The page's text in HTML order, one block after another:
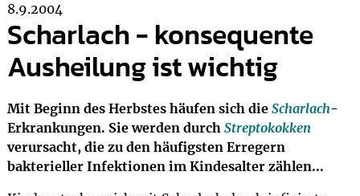
8.9.2004
Scharlach - konsequente
Ausheilung ist wichtig
Mit Beginn des Herbstes häufen sich die Scharlach-
Erkrankungen. Sie werden durch Streptokokken
verursacht, die zu den häufigsten Erregern
bakterieller Infektionen im Kindesalter zählen...